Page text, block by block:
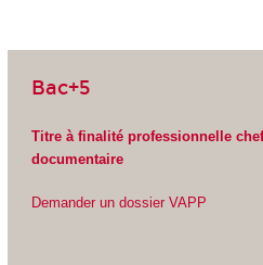
Bac+5
Titre à finalité professionnelle
documentaire
Demander un dossier VAPP